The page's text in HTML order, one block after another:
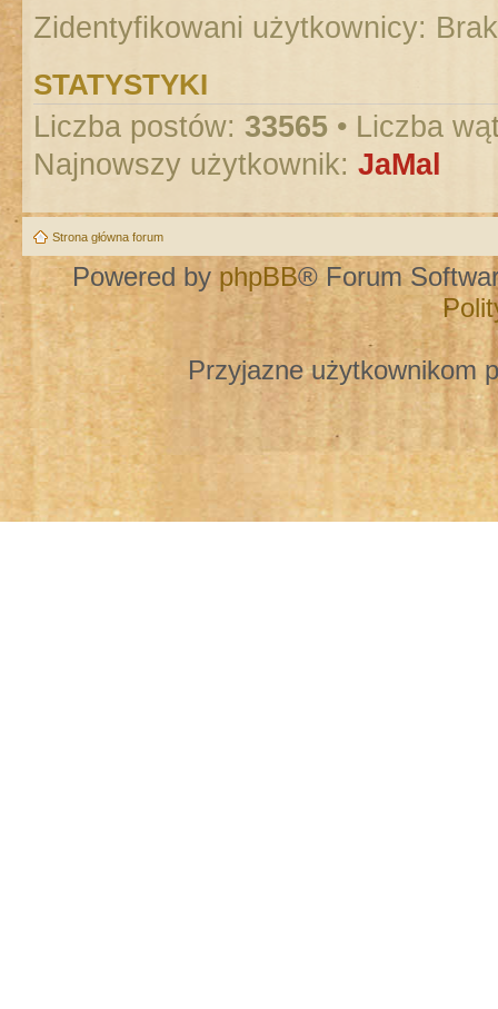
Zidentyfikowani użytkownicy:
STATYSTYKI
Liczba postów: 33565 • Liczba
Najnowszy użytkownik: JaMal
Strona główna forum
Powered by phpBB® Forum
Przyjazne użytkownikom